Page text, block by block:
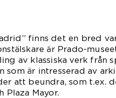
finns det en bred
är Prado-
av klassiska verk från
som är intresserad av
att beundra, som t.ex.
Mayor.